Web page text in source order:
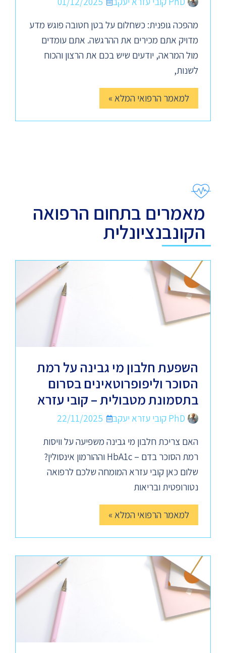
מהפכה גופנית: כשחלום על בטן חטובה פוגש מדע
מדויק אתם מכירים את ההרגשה. אתם עומדים
מול המראה, יודעים שיש בכם את הרצון והכוח
לשנות,
למאמר הרפואי המלא »
מאמרים בתחום הרפואה
הקונבנציונלית
השפעת חלבון מי גבינה על רמת
הסוכר וליפופרוטאינים בסרום
בתסמונת מטבולית – קובי עזרא
PhD קובי עזרא יעקב
22/11/2025
האם צריכת חלבון מי גבינה משפיעה על וויסות
רמת הסוכר בדם – HbA1c וההורמון אינסולין?
שלום כאן קובי עזרא המומחה שלכם לרפואה
נטורופטית ובריאות
למאמר הרפואי המלא »